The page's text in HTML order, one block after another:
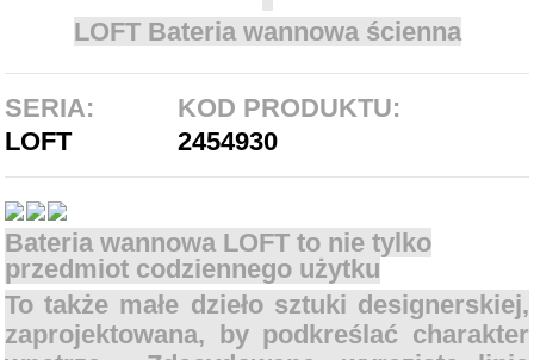
LOFT Bateria wannowa ścienna
SERIA:
LOFT
KOD PRODUKTU:
2454930
Bateria wannowa LOFT to nie tylko
przedmiot codziennego użytku
To także małe dzieło sztuki designerskiej,
zaprojektowana, by podkreślać charakter